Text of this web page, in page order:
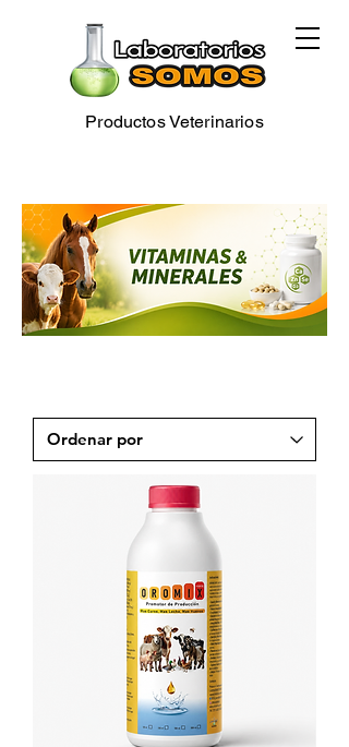
Productos Veterinarios